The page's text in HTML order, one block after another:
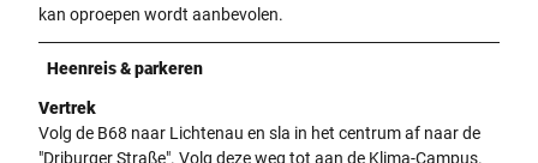
kan oproepen wordt aanbevolen.
Heenreis & parkeren
Vertrek
Volg de B68 naar Lichtenau en sla in het centrum af naar de
"Driburger Straße". Volg deze weg tot aan de Klima-Campus.